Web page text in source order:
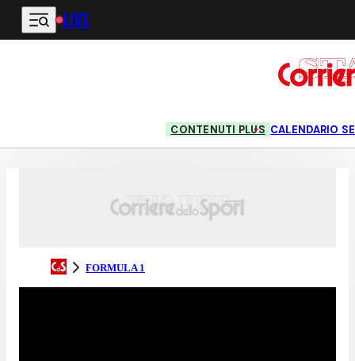
Vai al contenuto principale
LIVE
CONTENUTI PLUS CALENDARIO
FORMULA 1